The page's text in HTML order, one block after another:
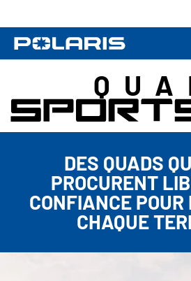
DES QUADS
PROCURENT
CONFIANCE
CHAQUE